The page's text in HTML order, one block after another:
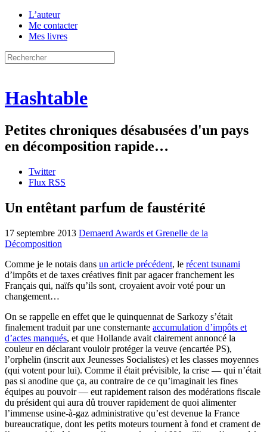
L’auteur
Me contacter
Mes livres
Hashtable
Petites chroniques désabusées d'un pays
en décomposition rapide…
Twitter
Flux RSS
Un entêtant parfum de faustérité
17 septembre 2013 Demaerd Awards et Grenelle de la
Décomposition
Comme je le notais dans un article précédent, le récent tsunami
d’impôts et de taxes créatives finit par agacer franchement les
Français qui, naïfs qu’ils sont, croyaient avoir voté pour un
changement…
On se rappelle en effet que le quinquennat de Sarkozy s’était
finalement traduit par une consternante accumulation d’impôts et
d’actes manqués, et que Hollande avait clairement annoncé la
couleur en déclarant vouloir protéger la veuve (encartée PS),
l’orphelin (inscrit aux Jeunesses Socialistes) et les classes moyennes
(qui votent pour lui). Comme il était prévisible, la crise — qui n’était
pas si anodine que ça, au contraire de ce qu’imaginait les fines
équipes au pouvoir — eut rapidement raison des modérations fiscale
du président qui aura dû trouver rapidement de quoi alimenter
l’immense usine-à-gaz administrative qu’est devenue la France
bureaucratique, dont les petits moteurs tournent à fond et crament de